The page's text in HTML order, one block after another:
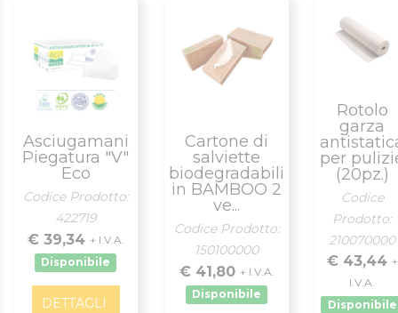
Asciugamani
Piegatura "V"
Eco
Codice Prodotto:
422719
€ 39,34 + I.V.A.
Disponibile
DETTAGLI
Cartone di
salviette
biodegradabili
in BAMBOO 2
ve...
Codice Prodotto:
150100000
€ 41,80 + I.V.A.
Disponibile
Rotolo
garza
per
(20pz.)
Codice
Prodotto:
210070000
€ 43,44 +
I.V.A.
Disponibile